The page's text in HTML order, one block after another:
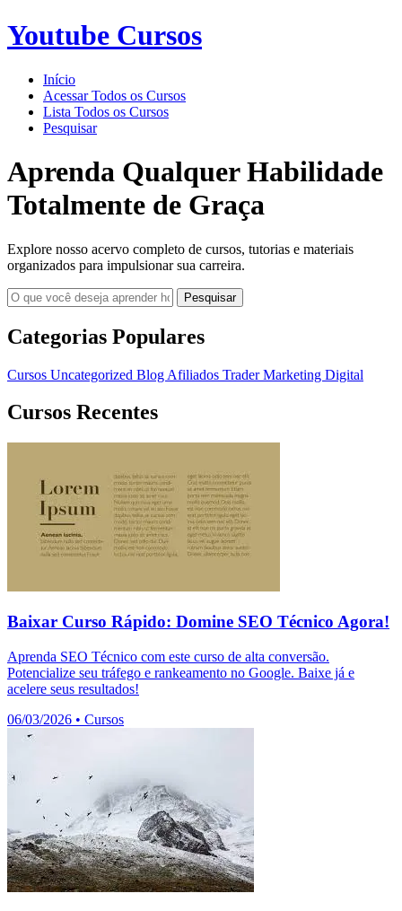
Youtube Cursos
Início
Acessar Todos os Cursos
Lista Todos os Cursos
Pesquisar
Aprenda Qualquer Habilidade
Totalmente de Graça
Explore nosso acervo completo de cursos, tutorias e materiais
organizados para impulsionar sua carreira.
Pesquisar
Categorias Populares
Cursos Uncategorized Blog Afiliados TraderMarketing Digital
Cursos Recentes
Baixar Curso Rápido: Domine SEO Técnico Agora!
Aprenda SEO Técnico com este curso de alta conversão.
Potencialize seu tráfego e rankeamento no Google. Baixe já e
acelere seus resultados!
06/03/2026 • Cursos